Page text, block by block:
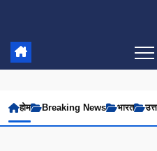
होम Breaking News भारत